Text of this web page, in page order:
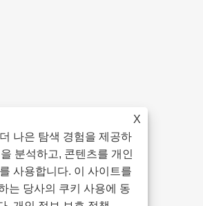
X
나은 탐색 경험을 제공하
분석하고, 콘텐츠를 개인
사용합니다. 이 사이트를
는 당사의 쿠키 사용에 동